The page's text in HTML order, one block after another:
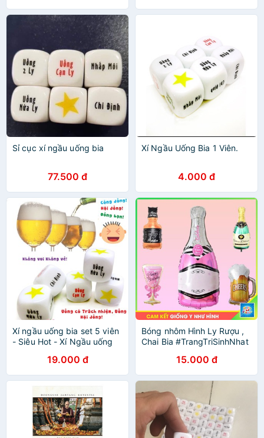
Sỉ cục xí ngầu uống bia
77.500 đ
Xí Ngầu Uống Bia 1 Viên.
4.000 đ
Xí ngầu uống bia set 5 viên
- Siêu Hot - Xí Ngầu uống
19.000 đ
Bóng nhôm Hình Ly Rượu ,
Chai Bia #TrangTriSinhNhat
15.000 đ